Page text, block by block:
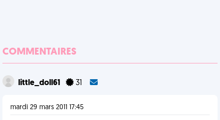
COMMENTAIRES
little_doll61 31
mardi 29 mars 2011 17:45